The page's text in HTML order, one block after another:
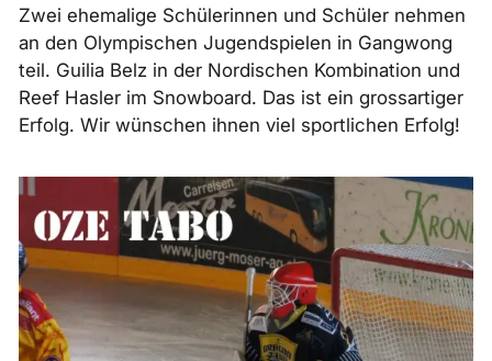
Zwei ehemalige Schülerinnen und Schüler nehmen
an den Olympischen Jugendspielen in Gangwong
teil. Guilia Belz in der Nordischen Kombination und
Reef Hasler im Snowboard. Das ist ein grossartiger
Erfolg. Wir wünschen ihnen viel sportlichen Erfolg!